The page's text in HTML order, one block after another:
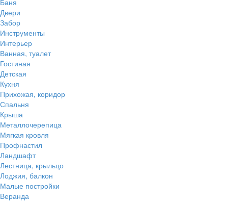
Двери
Забор
Инструменты
Интерьер
Ванная, туалет
Гостиная
Детская
Кухня
Прихожая, коридор
Спальня
Крыша
Металлочерепица
Мягкая кровля
Профнастил
Ландшафт
Лестница, крыльцо
Лоджия, балкон
Малые постройки
Веранда